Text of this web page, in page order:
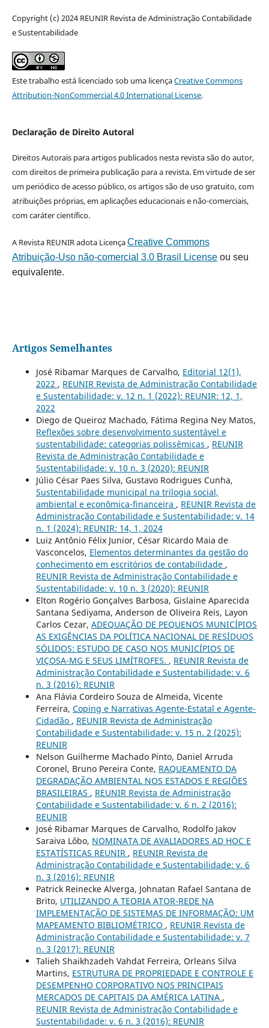
Copyright (c) 2024 REUNIR Revista de Administração Contabilidade
e Sustentabilidade
Este trabalho está licenciado sob uma licençaCreative Commons
Attribution-NonCommercial 4.0 International License.
Declaração de Direito Autoral
Direitos Autorais para artigos publicados nesta revista são do autor,
com direitos de primeira publicação para a revista. Em virtude de ser
um periódico de acesso público, os artigos são de uso gratuito, com
atribuições próprias, em aplicações educacionais e não-comerciais,
com caráter científico.
A Revista REUNIR adota LicençaCreative Commons
Atribuição-Uso não-comercial 3.0 Brasil Licenseou seu
equivalente.
Artigos Semelhantes
José Ribamar Marques de Carvalho, Editorial 12(1),
2022 , REUNIR Revista de Administração Contabilidade
e Sustentabilidade: v. 12 n. 1 (2022): REUNIR: 12, 1,
2022
Diego de Queiroz Machado, Fátima Regina Ney Matos,
Reflexões sobre desenvolvimento sustentável e
sustentabilidade: categorias polissêmicas , REUNIR
Revista de Administração Contabilidade e
Sustentabilidade: v. 10 n. 3 (2020): REUNIR
Júlio César Paes Silva, Gustavo Rodrigues Cunha,
Sustentabilidade municipal na trilogia social,
ambiental e econômica-financeira , REUNIR Revista de
Administração Contabilidade e Sustentabilidade: v. 14
n. 1 (2024): REUNIR: 14, 1, 2024
Luiz Antônio Félix Junior, César Ricardo Maia de
Vasconcelos, Elementos determinantes da gestão do
conhecimento em escritórios de contabilidade ,
REUNIR Revista de Administração Contabilidade e
Sustentabilidade: v. 10 n. 3 (2020): REUNIR
Elton Rogério Gonçalves Barbosa, Gislaine Aparecida
Santana Sediyama, Anderson de Oliveira Reis, Layon
Carlos Cezar, ADEQUAÇÃO DE PEQUENOS MUNICÍPIOS
AS EXIGÊNCIAS DA POLÍTICA NACIONAL DE RESÍDUOS
SÓLIDOS: ESTUDO DE CASO NOS MUNICÍPIOS DE
VIÇOSA-MG E SEUS LIMÍTROFES. , REUNIR Revista de
Administração Contabilidade e Sustentabilidade: v. 6
n. 3 (2016): REUNIR
Ana Flávia Cordeiro Souza de Almeida, Vicente
Ferreira, Coping e Narrativas Agente-Estatal e Agente-
Cidadão , REUNIR Revista de Administração
Contabilidade e Sustentabilidade: v. 15 n. 2 (2025):
REUNIR
Nelson Guilherme Machado Pinto, Daniel Arruda
Coronel, Bruno Pereira Conte, RAQUEAMENTO DA
DEGRADAÇÃO AMBIENTAL NOS ESTADOS E REGIÕES
BRASILEIRAS , REUNIR Revista de Administração
Contabilidade e Sustentabilidade: v. 6 n. 2 (2016):
REUNIR
José Ribamar Marques de Carvalho, Rodolfo Jakov
Saraiva Lôbo, NOMINATA DE AVALIADORES AD HOC E
ESTATÍSTICAS REUNIR , REUNIR Revista de
Administração Contabilidade e Sustentabilidade: v. 6
n. 3 (2016): REUNIR
Patrick Reinecke Alverga, Johnatan Rafael Santana de
Brito, UTILIZANDO A TEORIA ATOR-REDE NA
IMPLEMENTAÇÃO DE SISTEMAS DE INFORMAÇÃO: UM
MAPEAMENTO BIBLIOMÉTRICO , REUNIR Revista de
Administração Contabilidade e Sustentabilidade: v. 7
n. 3 (2017): REUNIR
Talieh Shaikhzadeh Vahdat Ferreira, Orleans Silva
Martins, ESTRUTURA DE PROPRIEDADE E CONTROLE E
DESEMPENHO CORPORATIVO NOS PRINCIPAIS
MERCADOS DE CAPITAIS DA AMÉRICA LATINA ,
REUNIR Revista de Administração Contabilidade e
Sustentabilidade: v. 6 n. 3 (2016): REUNIR